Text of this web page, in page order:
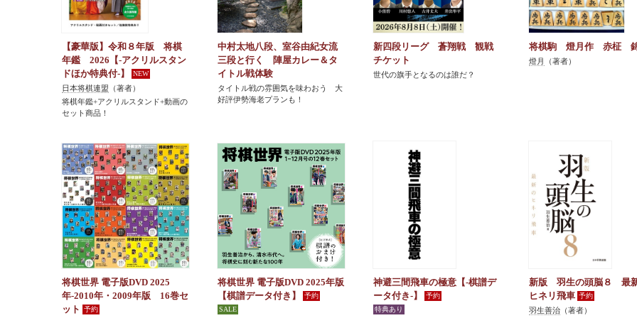
【豪華版】令和８年版 将棋
年鑑 2026【-アクリルスタン
ドほか特典付-】
日本将棋連盟 （著者）
将棋年鑑+アクリルスタンド+動画の
セット商品！
中村太地八段、室谷由紀女流
三段と行く 陣屋カレー＆タ
イトル戦体験
タイトル戦の雰囲気を味わおう 大
好評伊勢海老プランも！
新四段リーグ 蒼翔戦 観戦
チケット
世代の旗手となるのは誰だ？
将棋駒 燈月作 赤柾
燈月 （著者）
将棋世界 電子版DVD 2025
年-2010年・2009年版 16巻セ
ット
将棋世界 電子版DVD 2025年版
【棋譜データ付き】
神避三間飛車の極意【-棋譜デ
ータ付き-】
新版 羽生の頭脳８ 最
ヒネリ飛車
羽生善治 （著者）